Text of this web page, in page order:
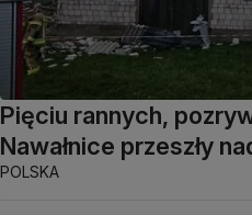
Pięciu rannych,
Nawałnice przeszły
POLSKA